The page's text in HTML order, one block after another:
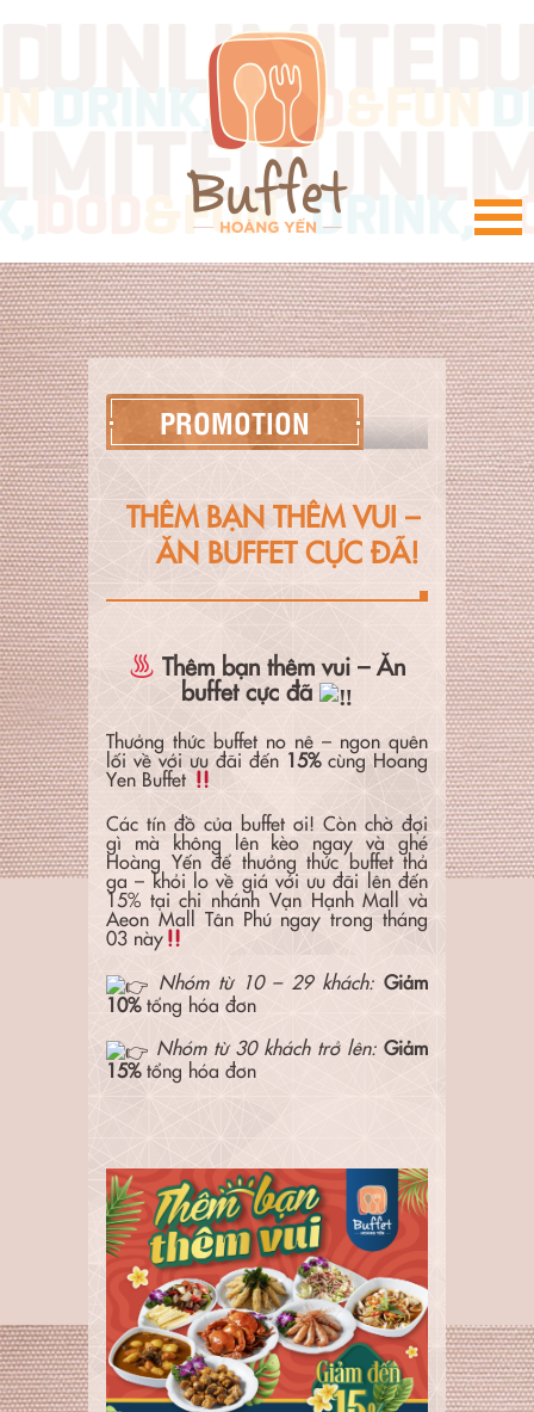
PROMOTION
THÊM BẠN THÊM VUI –
ĂN BUFFET CỰC ĐÃ!
Thêm bạn thêm vui – Ăn
buffet cực đã
Thưởng thức buffet no nê – ngon quên
lối về với ưu đãi đến 15%cùng Hoang
Yen Buffet
Các tín đồ của buffet ơi! Còn chờ đợi
gì mà không lên kèo ngay và ghé
Hoàng Yến để thưởng thức buffet thả
ga – khỏi lo về giá với ưu đãi lên đến
15% tại chi nhánh Vạn Hạnh Mall và
Aeon Mall Tân Phú ngay trong tháng
03 này
Nhóm từ 10 – 29 khách: Giảm
10%tổng hóa đơn
Nhóm từ 30 khách trở lên: Giảm
15%tổng hóa đơn